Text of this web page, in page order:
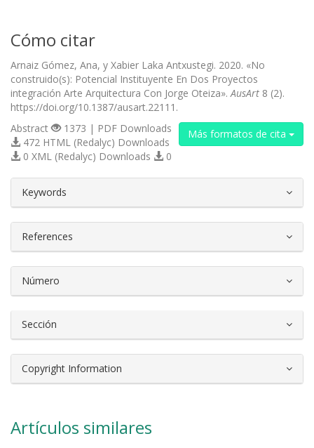
Cómo citar
Arnaiz Gómez, Ana, y Xabier Laka Antxustegi. 2020. «No
construido(s): Potencial Instituyente En Dos Proyectos
integración Arte Arquitectura Con Jorge Oteiza». AusArt 8 (2).
https://doi.org/10.1387/ausart.22111.
Más formatos de cita
Abstract
1373 | PDF Downloads
472 HTML (Redalyc) Downloads
0 XML (Redalyc) Downloads
0
Keywords
References
Número
Sección
Copyright Information
Artículos similares